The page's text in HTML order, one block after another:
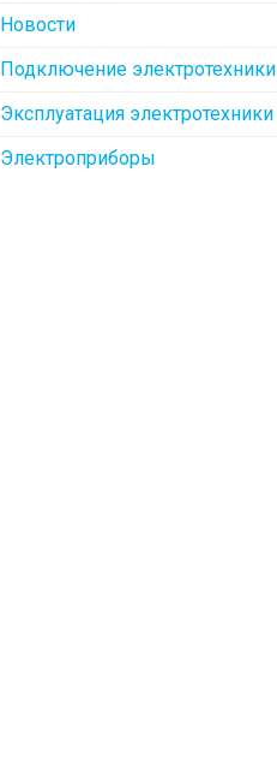
Новости
Подключение электротехники
Эксплуатация электротехники
Электроприборы